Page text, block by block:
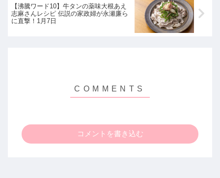
【沸騰ワード10】牛タンの薬味大根あえ
志麻さんレシピ 伝説の家政婦が永瀬廉ら
に直撃！1月7日
コメントを書き込む